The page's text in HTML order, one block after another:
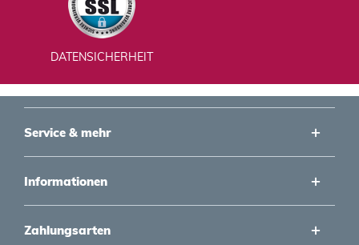
DATENSICHERHEIT
Service & mehr
Informationen
Zahlungsarten